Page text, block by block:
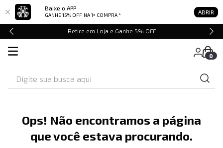
Baixe o APP
GANHE 15% OFF NA 1ª COMPRA * ABRIR
Retire em Loja e Ganhe 5% OFF
0
Ops! Não encontramos a página
que você estava procurando.